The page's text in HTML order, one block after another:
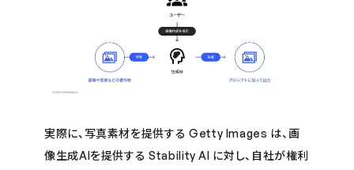
実際に、写真素材を提供する Getty Images は、画
像生成AIを提供する Stability AI に対し、自社が権利